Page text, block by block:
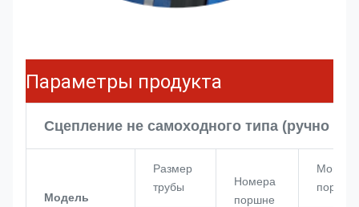
Параметры продукта
Сцепление не самоходного типа (ручно
Модель
Размер
трубы
Номера
поршне
поршня